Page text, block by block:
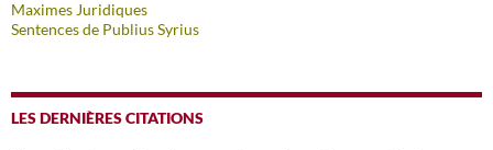
Maximes Juridiques
Sentences de Publius Syrius
LES DERNIÈRES CITATIONS